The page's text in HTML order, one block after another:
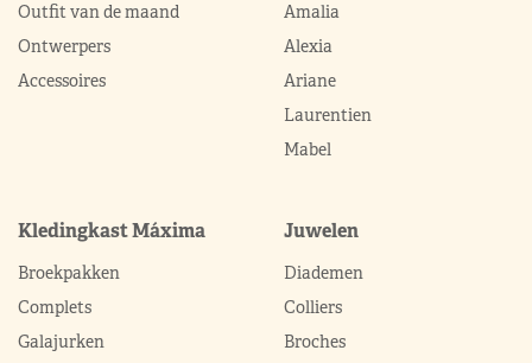
Outfit van de maand
Ontwerpers
Accessoires
Amalia
Alexia
Ariane
Laurentien
Mabel
Kledingkast Máxima
Broekpakken
Complets
Galajurken
Juwelen
Diademen
Colliers
Broches